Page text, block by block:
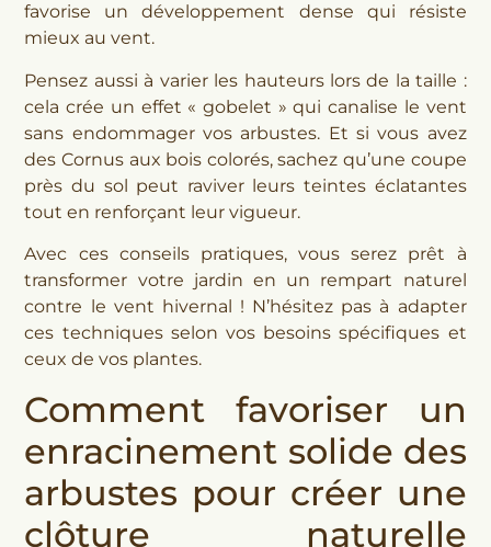
favorise un développement dense qui résiste
mieux au vent.
Pensez aussi à varier les hauteurs lors de la taille :
cela crée un effet « gobelet » qui canalise le vent
sans endommager vos arbustes. Et si vous avez
des Cornus aux bois colorés, sachez qu’une coupe
près du sol peut raviver leurs teintes éclatantes
tout en renforçant leur vigueur.
Avec ces conseils pratiques, vous serez prêt à
transformer votre jardin en un rempart naturel
contre le vent hivernal ! N’hésitez pas à adapter
ces techniques selon vos besoins spécifiques et
ceux de vos plantes.
Comment favoriser un
enracinement solide des
arbustes pour créer une
clôture naturelle